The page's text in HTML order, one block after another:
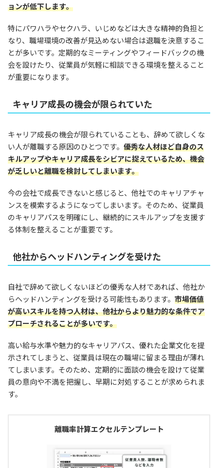
ョンが低下します。
特にパワハラやセクハラ、いじめなどは大きな精神的負担と
なり、職場環境の改善が見込めない場合は退職を決意するこ
とが多いです。定期的なミーティングやフィードバックの機
会を設けたり、従業員が気軽に相談できる環境を整えること
が重要になります。
キャリア成長の機会が限られていた
キャリア成長の機会が限られていることも、辞めて欲しくな
い人が離職する原因のひとつです。 優秀な人材ほど自身のス
キルアップやキャリア成長をシビアに捉えているため、機会
が乏しいと離職を検討してしまいます。
今の会社で成長できないと感じると、他社でのキャリアチャ
ンスを模索するようになってしまいます。そのため、従業員
のキャリアパスを明確にし、継続的にスキルアップを支援す
る体制を整えることが重要です。
他社からヘッドハンティングを受けた
自社で辞めて欲しくないほどの優秀な人材であれば、他社か
らヘッドハンティングを受ける可能性もあります。 市場価値
が高いスキルを持つ人材は、他社からより魅力的な条件でア
プローチされることが多いです。
高い給与水準や魅力的なキャリアパス、優れた企業文化を提
示されてしまうと、従業員は現在の職場に留まる理由が薄れ
てしまいます。そのため、定期的に面談の機会を設けて従業
員の意向や不満を把握し、早期に対処することが求められま
す。
離職率計算エクセルテンプレート